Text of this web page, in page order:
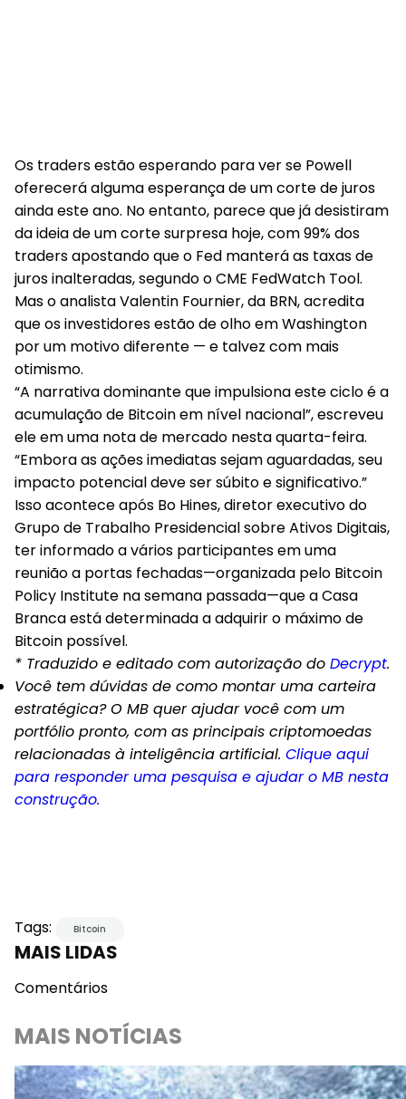
Os traders estão esperando para ver se Powell
oferecerá alguma esperança de um corte de juros
ainda este ano. No entanto, parece que já desistiram
da ideia de um corte surpresa hoje, com 99% dos
traders apostando que o Fed manterá as taxas de
juros inalteradas, segundo o CME FedWatch Tool.
Mas o analista Valentin Fournier, da BRN, acredita
que os investidores estão de olho em Washington
por um motivo diferente — e talvez com mais
otimismo.
“A narrativa dominante que impulsiona este ciclo é a
acumulação de Bitcoin em nível nacional”, escreveu
ele em uma nota de mercado nesta quarta-feira.
“Embora as ações imediatas sejam aguardadas, seu
impacto potencial deve ser súbito e significativo.”
Isso acontece após Bo Hines, diretor executivo do
Grupo de Trabalho Presidencial sobre Ativos Digitais,
ter informado a vários participantes em uma
reunião a portas fechadas—organizada pelo Bitcoin
Policy Institute na semana passada—que a Casa
Branca está determinada a adquirir o máximo de
Bitcoin possível.
* Traduzido e editado com autorização do Decrypt.
Você tem dúvidas de como montar uma carteira
estratégica? O MB quer ajudar você com um
portfólio pronto, com as principais criptomoedas
relacionadas à inteligência artificial. Clique aqui
para responder uma pesquisa e ajudar o MB nesta
construção.
Tags: Bitcoin
MAIS LIDAS
Comentários
MAIS NOTÍCIAS